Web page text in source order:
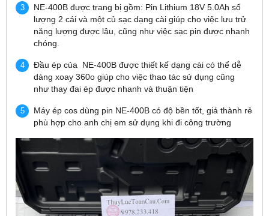
NE-400B được trang bị gồm: Pin Lithium 18V 5.0Ah số
lượng 2 cái và một củ sạc dạng cài giúp cho việc lưu trử
năng lượng được lâu, cũng như việc sạc pin được nhanh
chóng.
Đầu ép của NE-400B được thiết kế dạng cài có thể dễ
dàng xoay 360o giúp cho việc thao tác sử dụng cũng
như thay đai ép được nhanh và thuận tiện
Máy ép cos dùng pin NE-400B có độ bền tốt, giá thành rẻ
phù hợp cho anh chị em sử dụng khi đi công trường